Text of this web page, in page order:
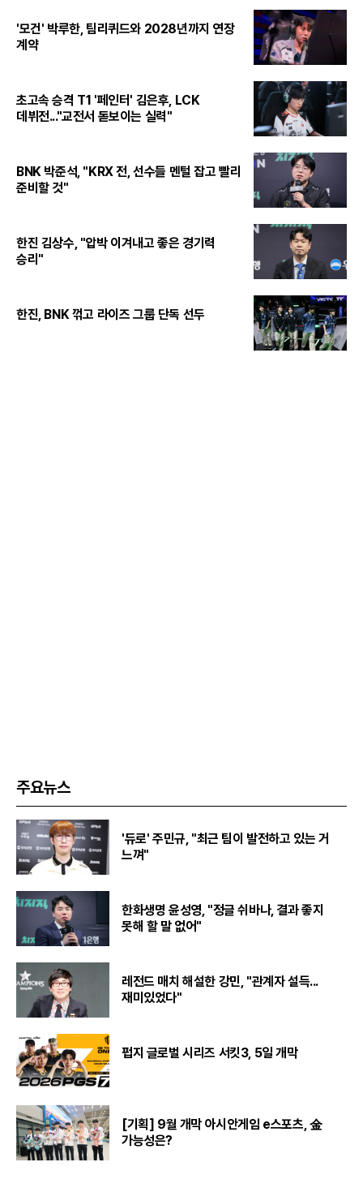
'모건' 박루한, 팀리퀴드와 2028년까지 연장
계약
초고속 승격 T1 '페인터' 김은후, LCK
데뷔전..."교전서 돋보이는 실력"
BNK 박준석, "KRX 전, 선수들 멘털 잡고 빨리
준비할 것"
한진 김상수, "압박 이겨내고 좋은 경기력
승리"
한진, BNK 꺾고 라이즈 그룹 단독 선두
주요뉴스
'듀로' 주민규, "최근 팀이 발전하고 있는 거
느껴"
한화생명 윤성영, "정글 쉬바나, 결과 좋지
못해 할 말 없어"
레전드 매치 해설한 강민, "관계자 설득...
재미있었다"
펍지 글로벌 시리즈 서킷3, 5일 개막
[기획] 9월 개막 아시안게임 e스포츠, 金
가능성은?